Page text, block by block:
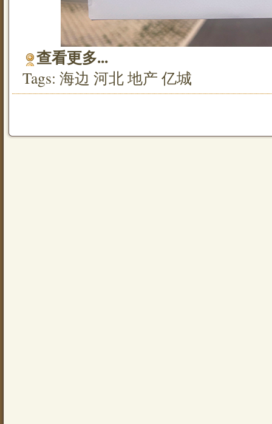
查看更多...
Tags: 海边 河北地产 亿城